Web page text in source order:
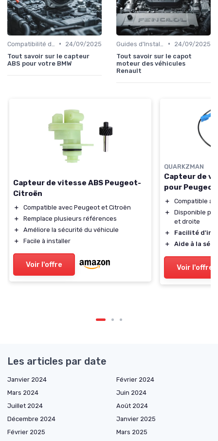
•
24/09/2025
Tout savoir sur le capteur
ABS pour votre BMW
•
24/09/2025
Tout savoir sur le capot
moteur des véhicules
Renault
Capteur de vitesse ABS Peugeot-
Citroën
＋
Compatible avec Peugeot et Citroën
＋
Remplace plusieurs références
＋
Améliore la sécurité du véhicule
＋
Facile à installer
Voir l'offre
QUARKZMAN
Capteur de
pour Peugeot
＋
Compatible
＋
Disponible
et droite
＋
Facilité
＋
Aide à la
Voir l'offre
Les articles par date
Janvier 2024
Février 2024
Mars 2024
Juin 2024
Juillet 2024
Août 2024
Décembre 2024
Janvier 2025
Février 2025
Mars 2025